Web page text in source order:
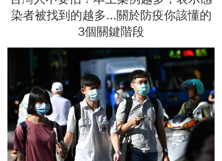
染者被找到的越多...關於防疫你該懂的
3個關鍵階段